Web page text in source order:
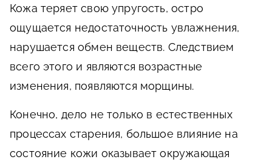
Кожа теряет свою упругость, остро
ощущается недостаточность увлажнения,
нарушается обмен веществ. Следствием
всего этого и являются возрастные
изменения, появляются морщины.
Конечно, дело не только в естественных
процессах старения, большое влияние на
состояние кожи оказывает окружающая